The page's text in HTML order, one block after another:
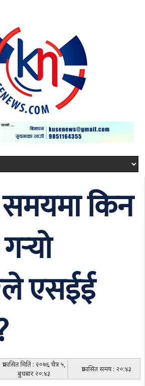
किन
एसईई
प्रकासित मिति : २०७६ चैत्र ५,
बुधबार २०:४३
प्रकासित समय : २०:४३